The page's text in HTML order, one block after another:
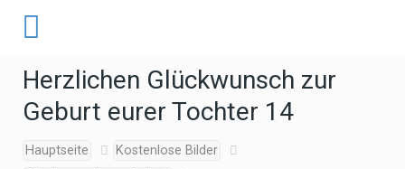
Herzlichen Glückwunsch zur
Geburt eurer Tochter 14
Hauptseite
Kostenlose Bilder